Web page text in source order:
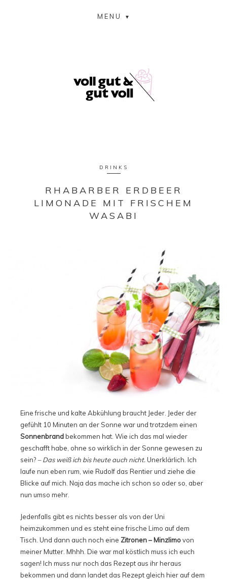
MENU
DRINKS
RHABARBER ERDBEER
LIMONADE MIT FRISCHEM
WASABI
Eine frische und kalte Abkühlung braucht Jeder. Jeder der
gefühlt 10 Minuten an der Sonne war und trotzdem einen
Sonnenbrandbekommen hat. Wie ich das mal wieder
geschafft habe, ohne so wirklich in der Sonne gewesen zu
sein? – Das weiß ich bis heute auch nicht.Unerklärlich. Ich
laufe nun eben rum, wie Rudolf das Rentier und ziehe die
Blicke auf mich. Naja das mache ich schon so oder so, aber
nun umso mehr.
Jedenfalls gibt es nichts besser als von der Uni
heimzukommen und es steht eine frische Limo auf dem
Tisch. Und dann auch noch eine Zitronen – Minzlimovon
meiner Mutter. Mhhh. Die war mal köstlich muss ich euch
sagen! Ich muss nur noch das Rezept aus ihr heraus
bekommen und dann landet das Rezept gleich hier auf dem